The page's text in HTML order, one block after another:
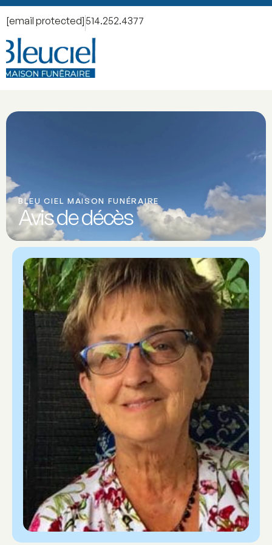
[email protected] 514.252.4377
BLEU CIEL MAISON FUNÉRAIRE
Avis de décès